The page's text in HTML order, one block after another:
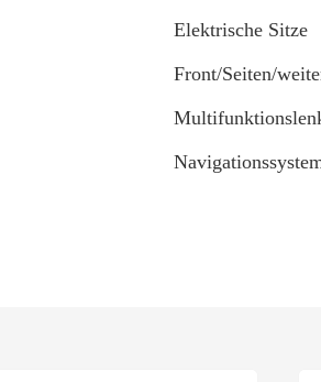
Elektrische Sitze
Front/Seiten/